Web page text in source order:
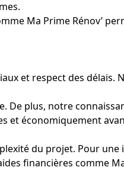
Ma Prime Rénov’
et respect des délais.
plus, notre
et économiquement
du projet. Pour une
financières comme